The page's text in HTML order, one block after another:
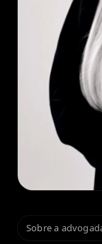
Sobre a